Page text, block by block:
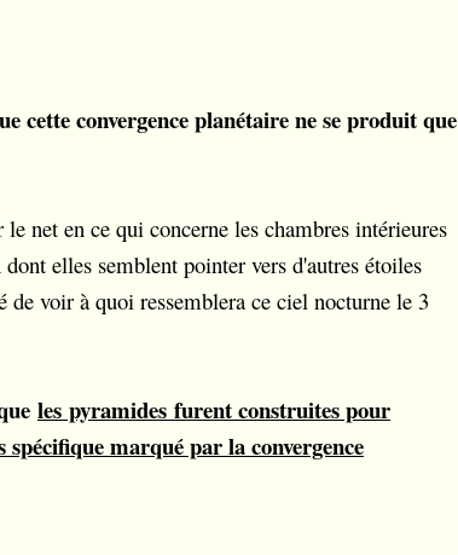
cette convergence planétaire ne se produit que
net en ce qui concerne les chambres intérieures
elles semblent pointer vers d'autres étoiles
voir à quoi ressemblera ce ciel nocturne le 3
les pyramides furent construites pour
marqué par la convergence